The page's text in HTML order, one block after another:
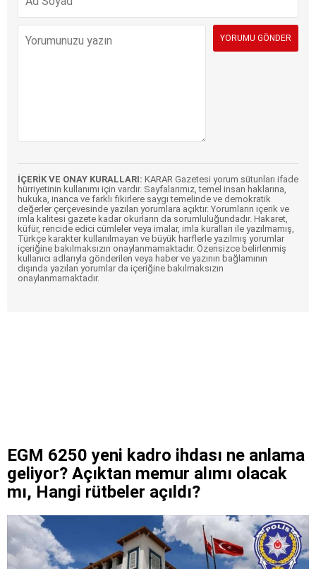
İÇERİK VE ONAY KURALLARI: KARAR Gazetesi yorum sütunları ifade
hürriyetinin kullanımı için vardır. Sayfalarımız, temel insan haklarına,
hukuka, inanca ve farklı fikirlere saygı temelinde ve demokratik
değerler çerçevesinde yazılan yorumlara açıktır. Yorumların içerik ve
imla kalitesi gazete kadar okurların da sorumluluğundadır. Hakaret,
küfür, rencide edici cümleler veya imalar, imla kuralları ile yazılmamış,
Türkçe karakter kullanılmayan ve büyük harflerle yazılmış yorumlar
içeriğine bakılmaksızın onaylanmamaktadır. Özensizce belirlenmiş
kullanıcı adlarıyla gönderilen veya haber ve yazının bağlamının
dışında yazılan yorumlar da içeriğine bakılmaksızın
onaylanmamaktadır.
EGM 6250 yeni kadro ihdası ne anlama
geliyor? Açıktan memur alımı olacak
mı, Hangi rütbeler açıldı?